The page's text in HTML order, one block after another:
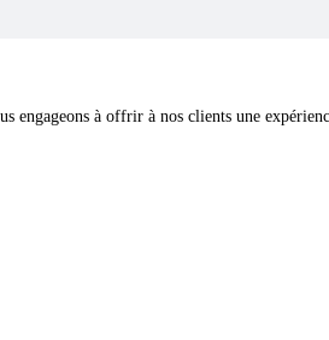
à offrir à nos clients une